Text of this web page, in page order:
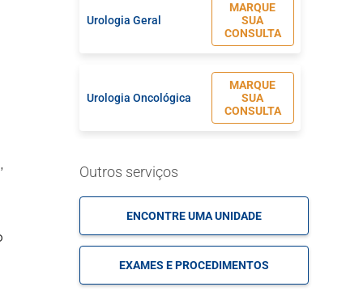
Urologia Geral
MARQUE
SUA
CONSULTA
Urologia Oncológica
MARQUE
SUA
CONSULTA
Outros serviços
ENCONTRE UMA UNIDADE
EXAMES E PROCEDIMENTOS